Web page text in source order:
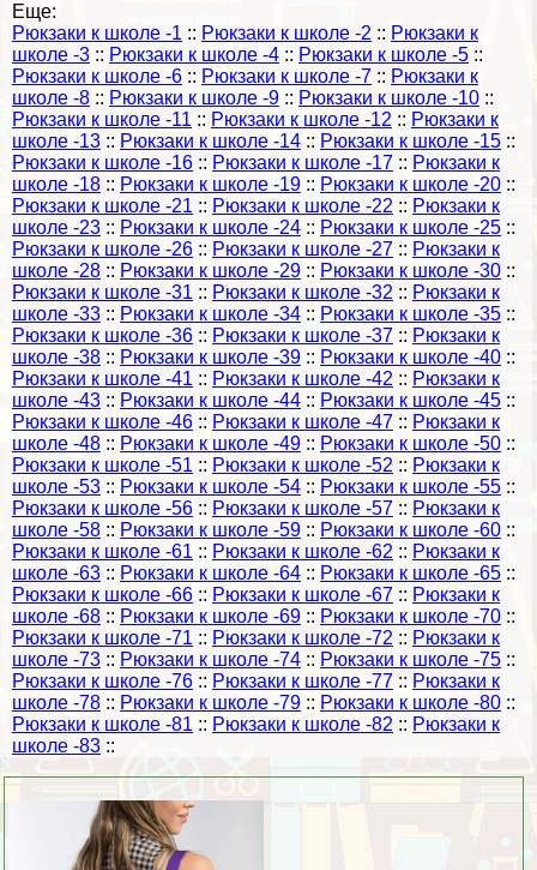
Еще:
Рюкзаки к школе -1 :: Рюкзаки к школе -2 :: Рюкзаки к
школе -3 :: Рюкзаки к школе -4 :: Рюкзаки к школе -5 ::
Рюкзаки к школе -6 :: Рюкзаки к школе -7 :: Рюкзаки к
школе -8 :: Рюкзаки к школе -9 :: Рюкзаки к школе -10 ::
Рюкзаки к школе -11 :: Рюкзаки к школе -12 :: Рюкзаки к
школе -13 :: Рюкзаки к школе -14 :: Рюкзаки к школе -15 ::
Рюкзаки к школе -16 :: Рюкзаки к школе -17 :: Рюкзаки к
школе -18 :: Рюкзаки к школе -19 :: Рюкзаки к школе -20 ::
Рюкзаки к школе -21 :: Рюкзаки к школе -22 :: Рюкзаки к
школе -23 :: Рюкзаки к школе -24 :: Рюкзаки к школе -25 ::
Рюкзаки к школе -26 :: Рюкзаки к школе -27 :: Рюкзаки к
школе -28 :: Рюкзаки к школе -29 :: Рюкзаки к школе -30 ::
Рюкзаки к школе -31 :: Рюкзаки к школе -32 :: Рюкзаки к
школе -33 :: Рюкзаки к школе -34 :: Рюкзаки к школе -35 ::
Рюкзаки к школе -36 :: Рюкзаки к школе -37 :: Рюкзаки к
школе -38 :: Рюкзаки к школе -39 :: Рюкзаки к школе -40 ::
Рюкзаки к школе -41 :: Рюкзаки к школе -42 :: Рюкзаки к
школе -43 :: Рюкзаки к школе -44 :: Рюкзаки к школе -45 ::
Рюкзаки к школе -46 :: Рюкзаки к школе -47 :: Рюкзаки к
школе -48 :: Рюкзаки к школе -49 :: Рюкзаки к школе -50 ::
Рюкзаки к школе -51 :: Рюкзаки к школе -52 :: Рюкзаки к
школе -53 :: Рюкзаки к школе -54 :: Рюкзаки к школе -55 ::
Рюкзаки к школе -56 :: Рюкзаки к школе -57 :: Рюкзаки к
школе -58 :: Рюкзаки к школе -59 :: Рюкзаки к школе -60 ::
Рюкзаки к школе -61 :: Рюкзаки к школе -62 :: Рюкзаки к
школе -63 :: Рюкзаки к школе -64 :: Рюкзаки к школе -65 ::
Рюкзаки к школе -66 :: Рюкзаки к школе -67 :: Рюкзаки к
школе -68 :: Рюкзаки к школе -69 :: Рюкзаки к школе -70 ::
Рюкзаки к школе -71 :: Рюкзаки к школе -72 :: Рюкзаки к
школе -73 :: Рюкзаки к школе -74 :: Рюкзаки к школе -75 ::
Рюкзаки к школе -76 :: Рюкзаки к школе -77 :: Рюкзаки к
школе -78 :: Рюкзаки к школе -79 :: Рюкзаки к школе -80 ::
Рюкзаки к школе -81 :: Рюкзаки к школе -82 :: Рюкзаки к
школе -83 ::